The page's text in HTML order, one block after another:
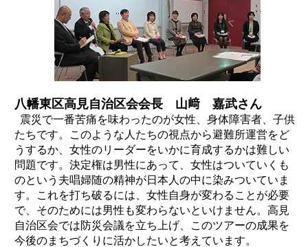
八幡東区高見自治区会会長 山﨑 嘉武さん
震災で一番苦痛を味わったのが女性、身体障害者、子供
たちです。このような人たちの視点から避難所運営をど
うするか、女性のリーダーをいかに育成するかは難しい
問題です。決定権は男性にあって、女性はついていくも
のという夫唱婦随の精神が日本人の中に染みついていま
す。これを打ち破るには、女性自身が変わることが必要
で、そのためには男性も変わらないといけません。高見
自治区会では防災会議を立ち上げ、このツアーの成果を
今後のまちづくりに活かしたいと考えています。